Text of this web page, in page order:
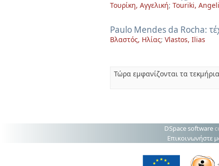
Τουρίκη, Αγγελική; Touriki,
Paulo Mendes da Rocha:
Βλαστός, Ηλίας; Vlastos, Ilias
Τώρα εμφανίζονται τα
DSpace software
Επικοινωνήστε